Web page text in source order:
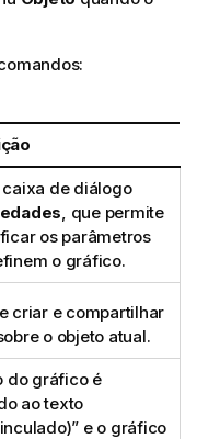
caixa de diálogo
, que permite
os parâmetros
o gráfico.
criar e compartilhar
o objeto atual.
do gráfico é
ao texto
e o gráfico